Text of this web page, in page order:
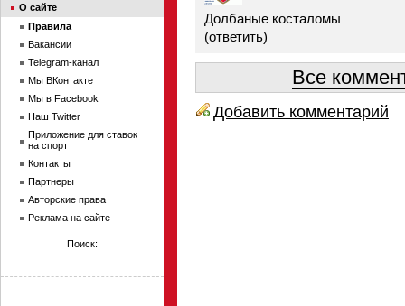
Долбаные косталомы
(ответить)
Все
Добавить комментарий
О сайте
Правила
Вакансии
Telegram-канал
Мы ВКонтакте
Мы в Facebook
Наш Twitter
Приложение для ставок
на спорт
Контакты
Партнеры
Авторские права
Реклама на сайте
Поиск: